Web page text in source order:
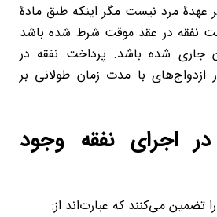
عهدۀ مرد نیست مگر اینکه طبق مادۀ
نفقه در عقد موقت شرط شده باشد
جاری شده باشد. پرداخت نفقه در
ازدواج‌های با مدت زمان طولانی بر
اجرای نفقه وجود
تضمین می‌کنند که عبارت‌اند از: